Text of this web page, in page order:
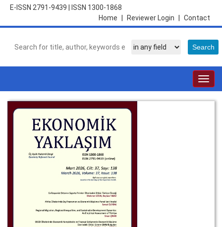
E-ISSN 2791-9439
ISSN 1300-1868
Contact
Reviewer Login
Home